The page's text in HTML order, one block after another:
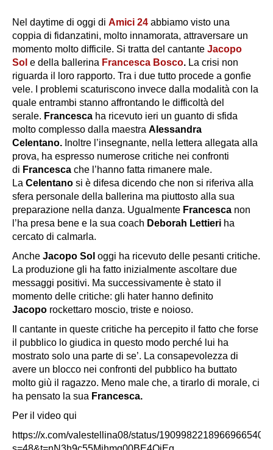
Nel daytime di oggi di Amici 24 abbiamo visto una
coppia di fidanzatini, molto innamorata, attraversare un
momento molto difficile. Si tratta del cantante Jacopo
Sol e della ballerina Francesca Bosco. La crisi non
riguarda il loro rapporto. Tra i due tutto procede a gonfie
vele. I problemi scaturiscono invece dalla modalità con la
quale entrambi stanno affrontando le difficoltà del
serale. Francesca ha ricevuto ieri un guanto di sfida
molto complesso dalla maestra Alessandra
Celentano. Inoltre l’insegnante, nella lettera allegata alla
prova, ha espresso numerose critiche nei confronti
di Francesca che l’hanno fatta rimanere male.
La Celentano si è difesa dicendo che non si riferiva alla
sfera personale della ballerina ma piuttosto alla sua
preparazione nella danza. Ugualmente Francesca non
l’ha presa bene e la sua coach Deborah Lettieri ha
cercato di calmarla.
Anche Jacopo Sol oggi ha ricevuto delle pesanti critiche.
La produzione gli ha fatto inizialmente ascoltare due
messaggi positivi. Ma successivamente è stato il
momento delle critiche: gli hater hanno definito
Jacopo rockettaro moscio, triste e noioso.
Il cantante in queste critiche ha percepito il fatto che forse
il pubblico lo giudica in questo modo perché lui ha
mostrato solo una parte di se’. La consapevolezza di
avere un blocco nei confronti del pubblico ha buttato
molto giù il ragazzo. Meno male che, a tirarlo di morale, ci
ha pensato la sua Francesca.
Per il video qui
https://x.com/valestellina08/status/1909982218966966540?